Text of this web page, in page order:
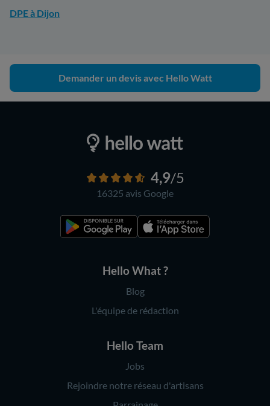
DPE à Dijon
Demander un devis avec Hello Watt
4,9/5
16325 avis Google
Hello What ?
Blog
L'équipe de rédaction
Hello Team
Jobs
Rejoindre notre réseau d'artisans